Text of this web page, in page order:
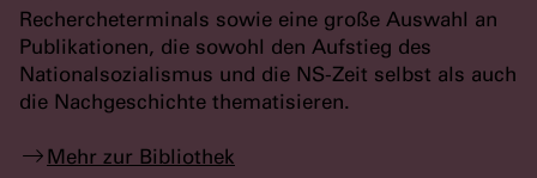
Rechercheterminals sowie eine große Auswahl an
Publikationen, die sowohl den Aufstieg des
Nationalsozialismus und die NS-Zeit selbst als auch
die Nachgeschichte thematisieren.
Mehr zur Bibliothek